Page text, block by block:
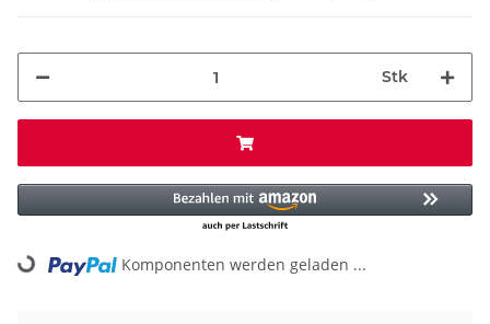
Stk
Loading... Komponenten werden geladen ...